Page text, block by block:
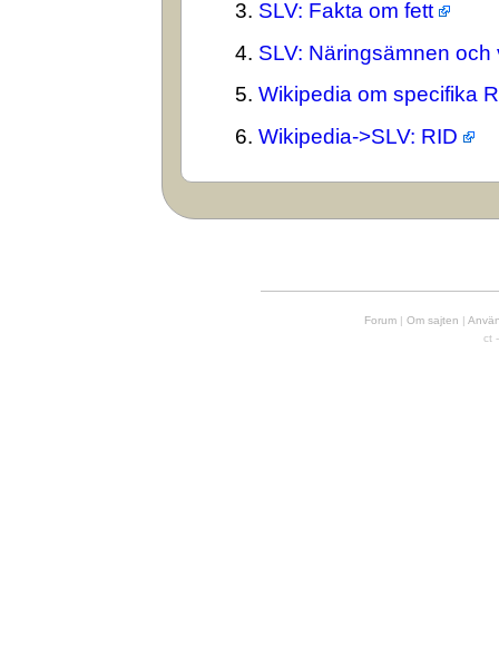
3. SLV: Fakta om fett
4. SLV: Näringsämnen och
5. Wikipedia om specifika
6. Wikipedia->SLV: RID
Forum | Om sajten |
ct